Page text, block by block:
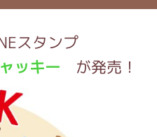
スタンプ
ッキー が発売！